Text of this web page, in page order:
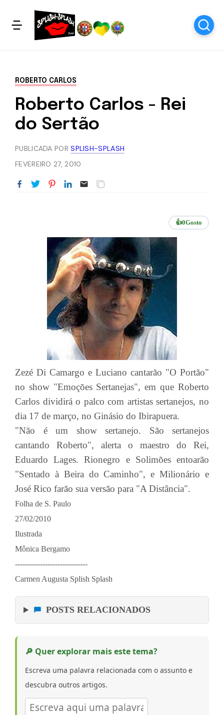
ROBERTO CARLOS
Roberto Carlos - Rei
do Sertão
PUBLICADA PORSPLISH-SPLASH
FEVEREIRO 27, 2010
👍0Gosto
Zezé Di Camargo e Luciano cantarão "O Portão"
no show "Emoções Sertanejas", em que Roberto
Carlos dividirá o palco com artistas sertanejos, no
dia 17 de março, no Ginásio do Ibirapuera.
"Não é um show sertanejo. São sertanejos
cantando Roberto", alerta o maestro do Rei,
Eduardo Lages. Rionegro e Solimões entoarão
"Sentado à Beira do Caminho", e Milionário e
José Rico farão sua versão para "A Distância".
Folha de S. Paulo
27/02/2010
Ilustrada
Mônica Bergamo
-----------------------------
Carmen Augusta Splish Splash
POSTS RELACIONADOS
🔎 Quer explorar mais este tema?
Escreva uma palavra relacionada com o assunto e
descubra outros artigos.